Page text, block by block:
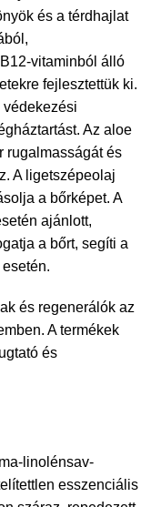
és a térdhajlat
vitaminból álló
fejlesztettük ki.
védekezési
Az aloe
rugalmasságát és
A ligetszépeolaj
a bőrképet. A
ajánlott,
a bőrt, segíti a
és regenerálók az
A termékek
és
linolénsav-
esszenciális